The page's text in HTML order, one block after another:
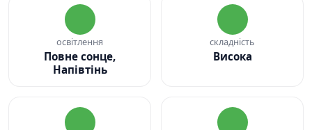
освітлення
Повне сонце,
Напівтінь
складність
Висока